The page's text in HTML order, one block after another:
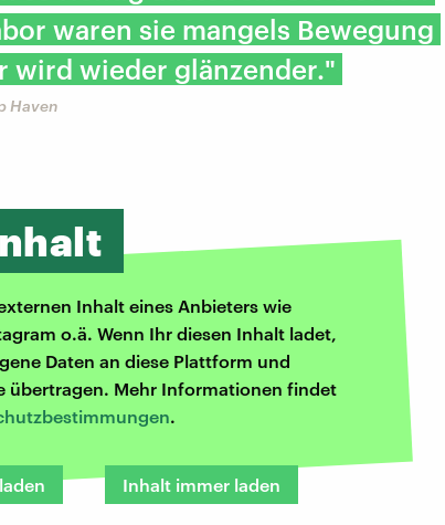
waren sie mangels Bewegung
wird wieder glänzender."
Haven
Inhalt eines Anbieters wie
o.ä. Wenn Ihr diesen Inhalt ladet,
Daten an diese Plattform und
übertragen. Mehr Informationen findet
.
Inhalt immer laden